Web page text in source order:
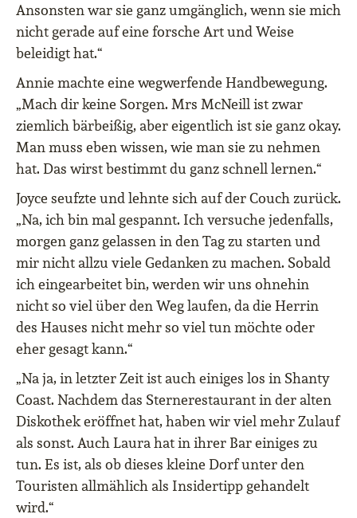
Ansonsten war sie ganz umgänglich, wenn sie mich
nicht gerade auf eine forsche Art und Weise
beleidigt hat.“
Annie machte eine wegwerfende Handbewegung.
„Mach dir keine Sorgen. Mrs McNeill ist zwar
ziemlich bärbeißig, aber eigentlich ist sie ganz okay.
Man muss eben wissen, wie man sie zu nehmen
hat. Das wirst bestimmt du ganz schnell lernen.“
Joyce seufzte und lehnte sich auf der Couch zurück.
„Na, ich bin mal gespannt. Ich versuche jedenfalls,
morgen ganz gelassen in den Tag zu starten und
mir nicht allzu viele Gedanken zu machen. Sobald
ich eingearbeitet bin, werden wir uns ohnehin
nicht so viel über den Weg laufen, da die Herrin
des Hauses nicht mehr so viel tun möchte oder
eher gesagt kann.“
„Na ja, in letzter Zeit ist auch einiges los in Shanty
Coast. Nachdem das Sternerestaurant in der alten
Diskothek eröffnet hat, haben wir viel mehr Zulauf
als sonst. Auch Laura hat in ihrer Bar einiges zu
tun. Es ist, als ob dieses kleine Dorf unter den
Touristen allmählich als Insidertipp gehandelt
wird.“